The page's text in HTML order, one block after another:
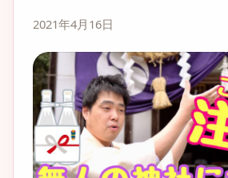
2021年4月16日